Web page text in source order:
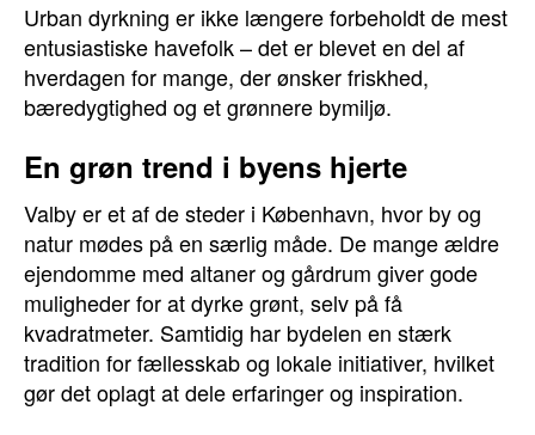
Urban dyrkning er ikke længere forbeholdt de mest
entusiastiske havefolk – det er blevet en del af
hverdagen for mange, der ønsker friskhed,
bæredygtighed og et grønnere bymiljø.
En grøn trend i byens hjerte
Valby er et af de steder i København, hvor by og
natur mødes på en særlig måde. De mange ældre
ejendomme med altaner og gårdrum giver gode
muligheder for at dyrke grønt, selv på få
kvadratmeter. Samtidig har bydelen en stærk
tradition for fællesskab og lokale initiativer, hvilket
gør det oplagt at dele erfaringer og inspiration.